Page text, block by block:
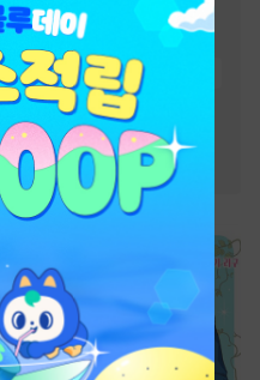
#천하제일인
생존물
마교 #
#통쾌함 #귀환물
#회귀물 정파
#
복수물 #환생물
# 검객/무사 # 비장함